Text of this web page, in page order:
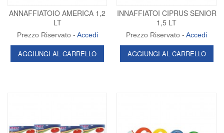
ANNAFFIATOIO AMERICA 1,2
LT
Prezzo Riservato - Accedi
AGGIUNGI AL CARRELLO
INNAFFIATOI CIPRUS SENIOR
1,5 LT
Prezzo Riservato -Accedi
AGGIUNGI AL CARRELLO